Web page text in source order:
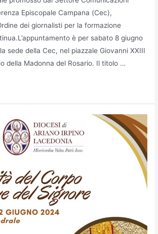
Episcopale Campana (Cec),
dei giornalisti per la formazione
è per sabato 8 giugno
sede della Cec, nel piazzale Giovanni XXIII
della Madonna del Rosario. Il titolo …